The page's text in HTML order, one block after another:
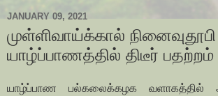
JANUARY 09, 2021
முள்ளிவாய்க்கால் நினைவுதூபி
யாழ்ப்பாணத்தில் திடீர் பதற்றம்
யாழ்ப்பாண பல்கலைக்கழக வளாகத்தில்